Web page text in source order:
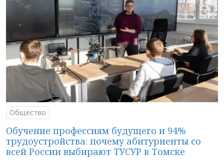
Общество
Обучение профессиям будущего и 94%
трудоустройства: почему абитуриенты со
всей России выбирают ТУСУР в Томске